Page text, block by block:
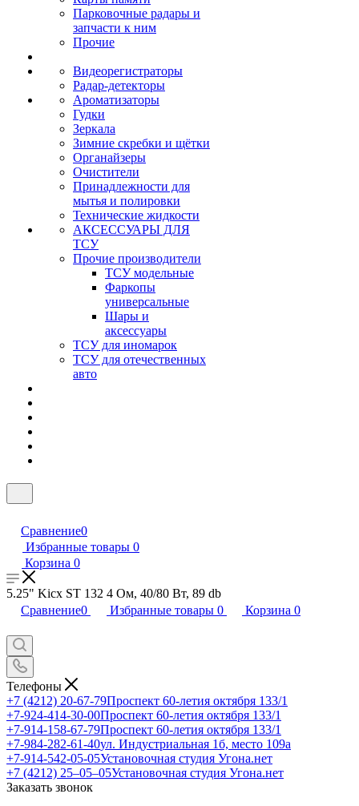
Парковочные радары и
запчасти к ним
Прочие
Видеорегистраторы
Радар-детекторы
Ароматизаторы
Гудки
Зеркала
Зимние скребки и щётки
Органайзеры
Очистители
Принадлежности для
мытья и полировки
Технические жидкости
АКСЕССУАРЫ ДЛЯ
ТСУ
Прочие производители
ТСУ модельные
Фаркопы
универсальные
Шары и
аксессуары
ТСУ для иномарок
ТСУ для отечественных
авто
Сравнение0
Избранные товары 0
Корзина 0
5.25" Kicx ST 132 4 Ом, 40/80 Вт, 89 db
Сравнение0 Избранные товары 0 Корзина 0
Телефоны
+7 (4212) 20-67-79Проспект 60-летия октября 133/1
+7-924-414-30-00Проспект 60-летия октября 133/1
+7-914-158-67-79Проспект 60-летия октября 133/1
+7-984-282-61-40ул. Индустриальная 1б, место 109а
+7-914-542-05-05Установочная студия Угона.нет
+7 (4212) 25‒05‒05Установочная студия Угона.нет
Заказать звонок